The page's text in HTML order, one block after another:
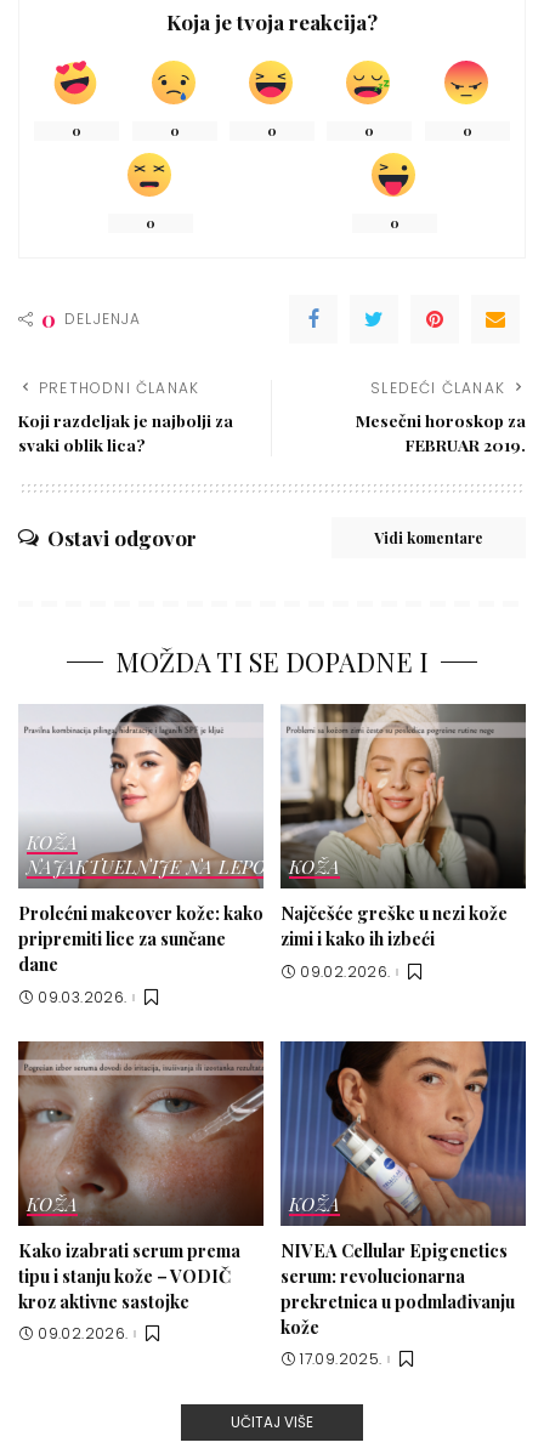
Koja je tvoja reakcija?
0 0 0 0 0
0 0
0 DELJENJA
PRETHODNI ČLANAK
Koji razdeljak je najbolji za
svaki oblik lica?
SLEDEĆI ČLANAK
Mesečni horoskop za
FEBRUAR 2019.
Ostavi odgovor Vidi komentare
MOŽDA TI SE DOPADNE I
KOŽA
NAJAKTUELNIJE NA LEPOTICI
Prolećni makeover kože: kako
pripremiti lice za sunčane
dane
09.03.2026.
KOŽA
Najčešće greške u nezi kože
zimi i kako ih izbeći
09.02.2026.
KOŽA
Kako izabrati serum prema
tipu i stanju kože – VODIČ
kroz aktivne sastojke
09.02.2026.
KOŽA
NIVEA Cellular Epigenetics
serum: revolucionarna
prekretnica u podmlađivanju
kože
17.09.2025.
UČITAJ VIŠE